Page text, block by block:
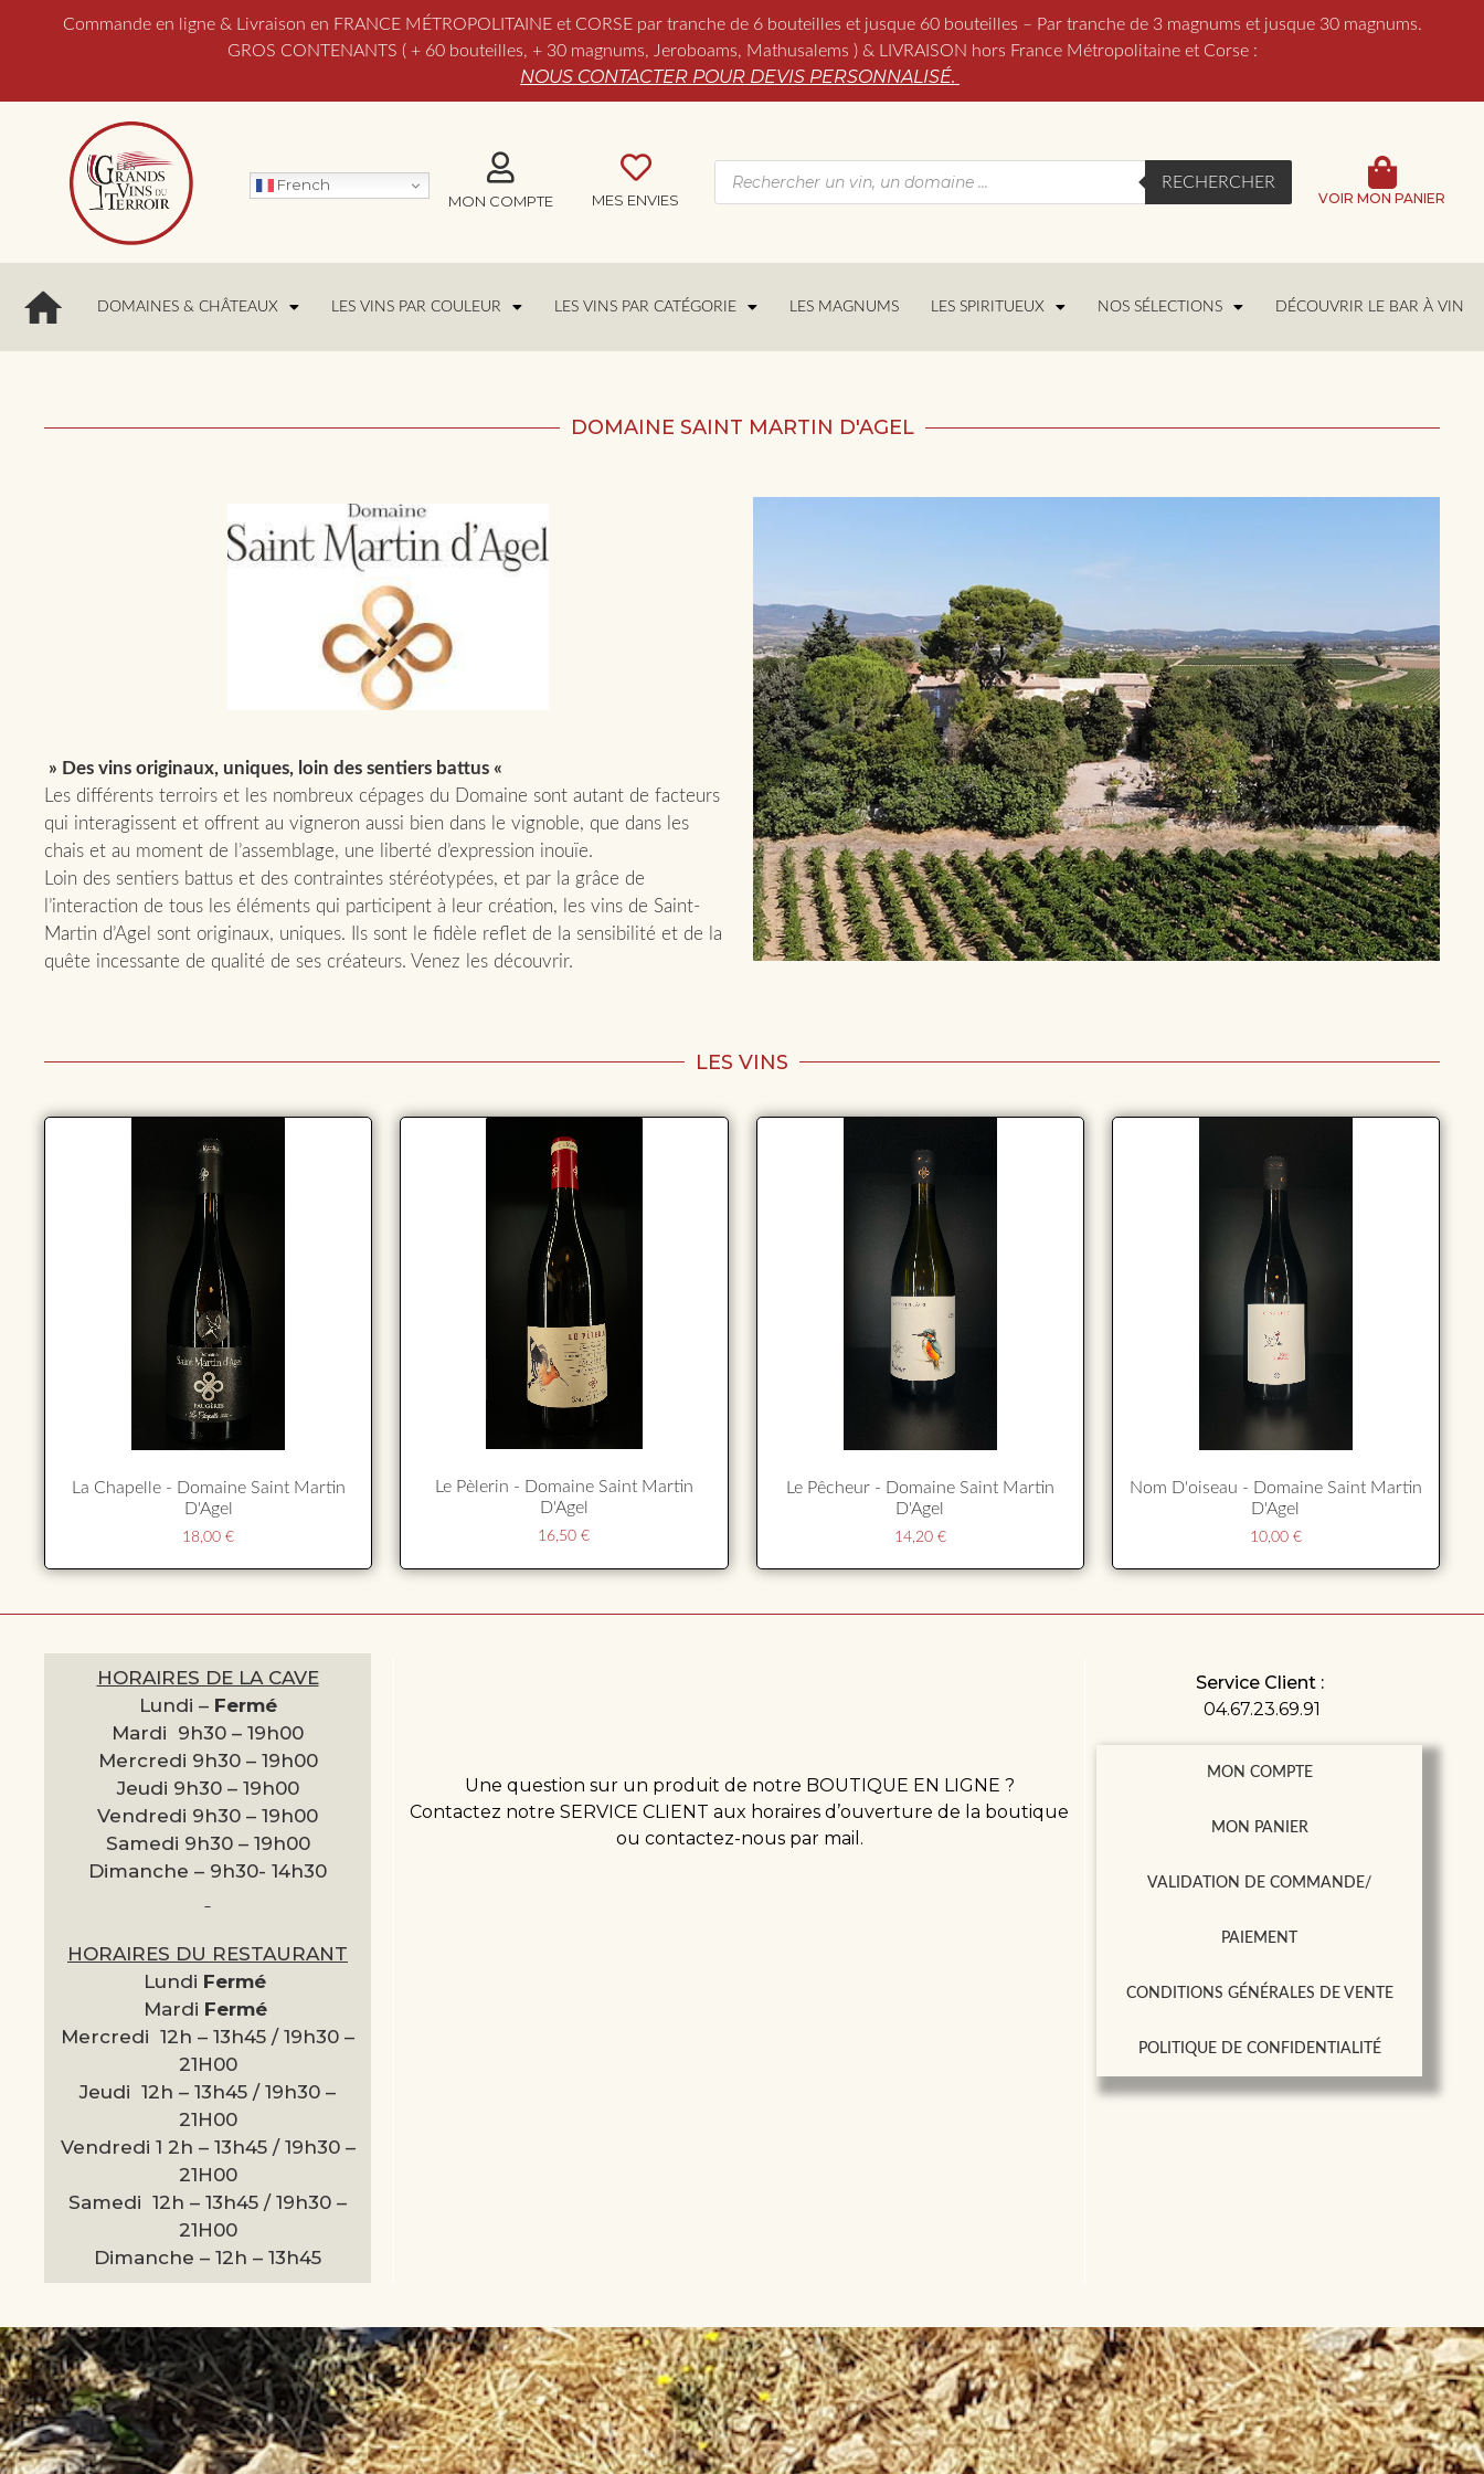
Commande en ligne & Livraison en FRANCE MÉTROPOLITAINE et CORSE par tranche de 6 bouteilles et jusque 60 bouteilles – Par tranche de 3 magnums et jusque 30 magnums.
GROS CONTENANTS ( + 60 bouteilles, + 30 magnums, Jeroboams, Mathusalems ) & LIVRAISON hors France Métropolitaine et Corse :
NOUS CONTACTER POUR DEVIS PERSONNALISÉ.
French
MON COMPTE
MES ENVIES
RECHERCHER
VOIR MON PANIER
DOMAINES & CHÂTEAUX LES VINS PAR COULEUR LES VINS PAR CATÉGORIE LES MAGNUMS LES SPIRITUEUX NOS SÉLECTIONS DÉCOUVRIR LE BAR À VIN
DOMAINE SAINT MARTIN D'AGEL
» Des vins originaux, uniques, loin des sentiers battus «
Les différents terroirs et les nombreux cépages du Domaine sont autant de facteurs
qui interagissent et offrent au vigneron aussi bien dans le vignoble, que dans les
chais et au moment de l’assemblage, une liberté d’expression inouïe.
Loin des sentiers battus et des contraintes stéréotypées, et par la grâce de
l’interaction de tous les éléments qui participent à leur création, les vins de Saint-
Martin d’Agel sont originaux, uniques. Ils sont le fidèle reflet de la sensibilité et de la
quête incessante de qualité de ses créateurs. Venez les découvrir.
LES VINS
La Chapelle - Domaine Saint Martin
D'Agel
18,00€
Le Pèlerin - Domaine Saint Martin
D'Agel
16,50€
Le Pêcheur - Domaine Saint Martin
D'Agel
14,20 €
Nom D'oiseau - Domaine Saint Martin
D'Agel
10,00 €
HORAIRES DE LA CAVE
Lundi – Fermé
Mardi 9h30 – 19h00
Mercredi 9h30 – 19h00
Jeudi 9h30 – 19h00
Vendredi 9h30 – 19h00
Samedi 9h30 – 19h00
Dimanche – 9h30- 14h30
HORAIRES DU RESTAURANT
Lundi Fermé
Mardi Fermé
Mercredi 12h – 13h45 / 19h30 –
21H00
Jeudi 12h – 13h45 / 19h30 –
21H00
Vendredi 1 2h – 13h45 / 19h30 –
21H00
Samedi 12h – 13h45 / 19h30 –
21H00
Dimanche – 12h – 13h45
Une question sur un produit de notre BOUTIQUE EN LIGNE ?
Contactez notre SERVICE CLIENT aux horaires d’ouverture de la boutique
ou contactez-nous par mail.
Service Client :
04.67.23.69.91
MON COMPTE
MON PANIER
VALIDATION DE COMMANDE/
PAIEMENT
CONDITIONS GÉNÉRALES DE VENTE
POLITIQUE DE CONFIDENTIALITÉ